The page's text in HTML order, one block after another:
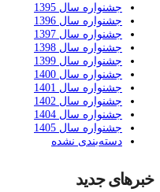
جشنواره سال 1395
جشنواره سال 1396
جشنواره سال 1397
جشنواره سال 1398
جشنواره سال 1399
جشنواره سال 1400
جشنواره سال 1401
جشنواره سال 1402
جشنواره سال 1404
جشنواره سال 1405
دسته‌بندی نشده
خبرهای جدید